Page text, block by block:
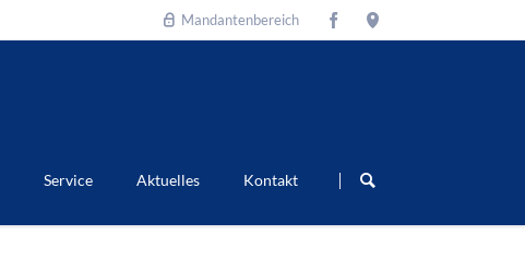
Mandantenbereich
überspringen
Service Aktuelles Kontakt